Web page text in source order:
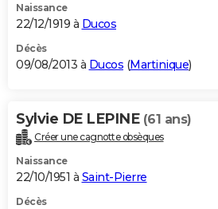
Naissance
22/12/1919 à Ducos
Décès
09/08/2013 à Ducos (Martinique)
Sylvie DE LEPINE (61 ans)
Créer une cagnotte obsèques
Naissance
22/10/1951 à Saint-Pierre
Décès